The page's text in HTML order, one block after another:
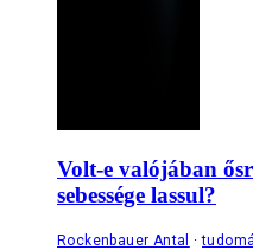
Volt-e valójában
sebessége lassul?
Rockenbauer Antal